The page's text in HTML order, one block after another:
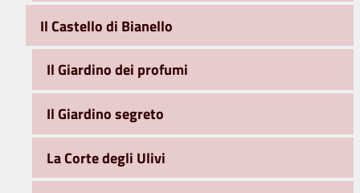
Il Castello di Bianello
Il Giardino dei profumi
Il Giardino segreto
La Corte degli Ulivi